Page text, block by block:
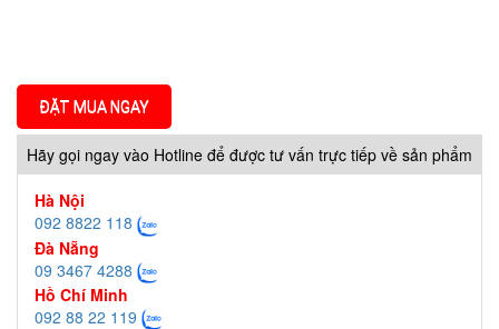
ĐẶT MUA NGAY
Hãy gọi ngay vào Hotline để được tư vấn trực tiếp về sản phẩm
Hà Nội
092 8822 118
Đà Nẵng
09 3467 4288
Hồ Chí Minh
092 88 22 119